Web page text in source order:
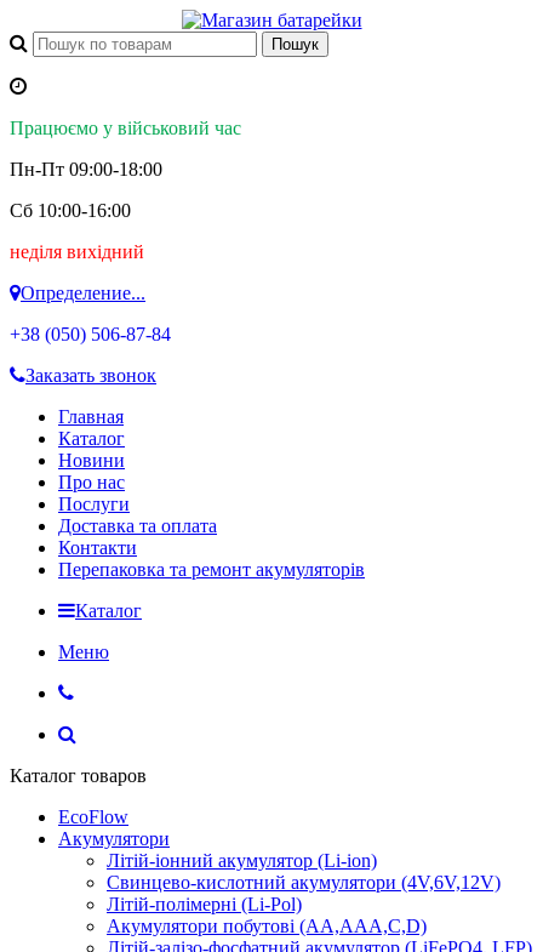
Працюємо у військовий час
Пн-Пт 09:00-18:00
Сб 10:00-16:00
неділя вихідний
Определение...
+38 (050) 506-87-84
Заказать звонок
Главная
Каталог
Новини
Про нас
Послуги
Доставка та оплата
Контакти
Перепаковка та ремонт акумуляторів
Каталог
Меню
Каталог товаров
EcoFlow
Акумулятори
Літій-іонний акумулятор (Li-ion)
Свинцево-кислотний акумулятори (4V,6V,12V)
Літій-полімерні (Li-Pol)
Акумулятори побутові (AA,AAA,C,D)
Літій-залізо-фосфатний акумулятор (LiFePO4, LFP)